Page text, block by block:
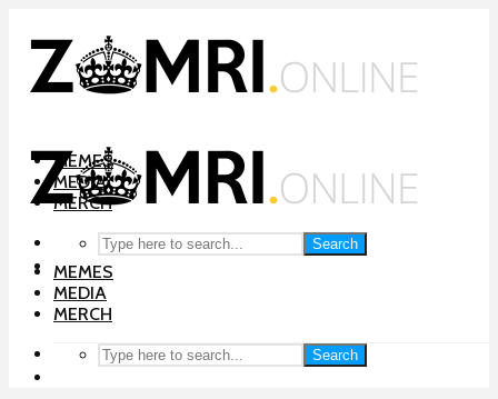
MEMES
MEDIA
MERCH
Search
MEMES
MEDIA
MERCH
Search